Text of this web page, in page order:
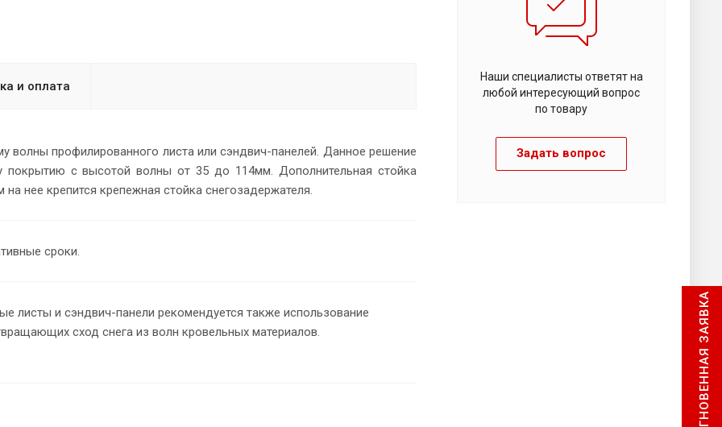
и оплата
профилированного листа или сэндвич-панелей. Данное решение
покрытию с высотой волны от 35 до 114мм. Дополнительная стойка
нее крепится крепежная стойка снегозадержателя.
сроки.
листы и сэндвич-панели рекомендуется также использование
сход снега из волн кровельных материалов.
Наши специалисты ответят на
любой интересующий вопрос
по товару
Задать вопрос
МГНОВЕННАЯ ЗАЯВКА